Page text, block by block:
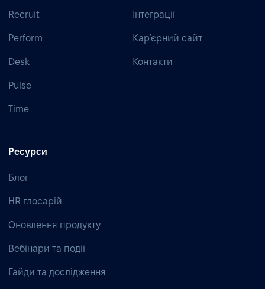
Recruit
Perform
Desk
Pulse
Time
Інтеграції
Кар’єрний сайт
Контакти
Ресурси
Блог
HR глосарій
Оновлення продукту
Вебінари та події
Гайди та дослідження